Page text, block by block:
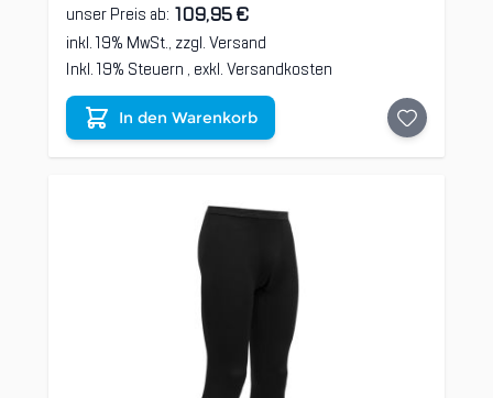
unser Preis ab: 109,95 €
inkl. 19% MwSt., zzgl.Versand
Inkl. 19% Steuern , exkl.Versandkosten
In den Warenkorb